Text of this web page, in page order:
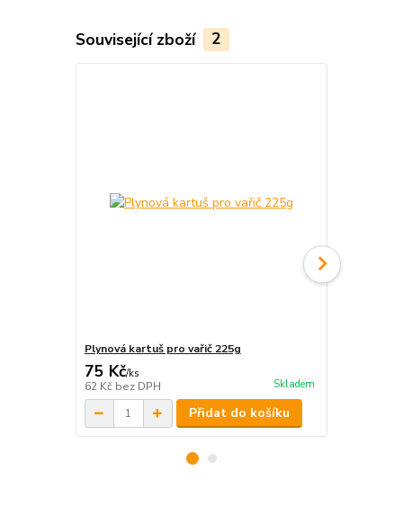
Související zboží 2
Plynová kartuš pro vařič 225g
75 Kč/ks
62 Kč bez DPH Skladem
Přidat do košíku